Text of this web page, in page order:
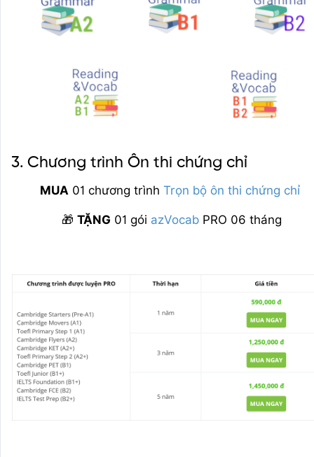
3. Chương trình Ôn thi chứng chỉ
MUA 01 chương trình Trọn bộ ôn thi chứng chỉ
🎁 TẶNG 01 gói azVocab PRO 06 tháng